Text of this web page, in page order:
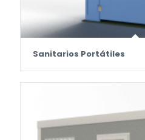
Sanitarios Portátiles